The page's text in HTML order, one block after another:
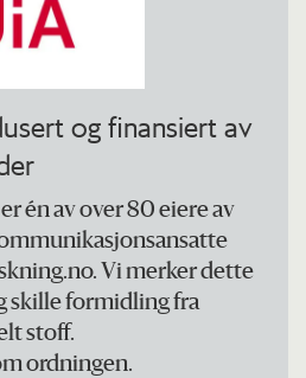
og finansiert av
én av over 80 eiere av
Vi merker dette
skille formidling fra
stoff.
ordningen.